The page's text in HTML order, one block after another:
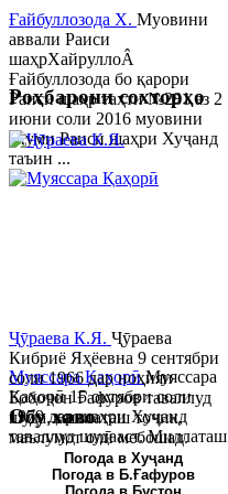
Ғайбуллозода Х. Муовини
аввали Раиси
шаҳрХайруллоÂ
Ғайбуллозода бо қарори
Раиси шаҳр таҳти №281 аз 2
июни соли 2016 муовини
якуми Раиси шаҳри Хуҷанд
таъин ...
Муяссара ҚаҳорӣМуяссара
Қаҳорӣ 15 октябри соли
1979 дар шаҳри Хуҷанд
таваллуд шудааст. Миллаташ
тоҷик. Маълумот олӣ. Соли
2002 Донишгоҳи давлатии
Роҳбарони сохторҳо
Ҷӯраева К.Я. Ҷӯраева
Кибриё Яҳёевна 9 сентябри
соли 1966 дар ноҳияи
Бобоҷон Ғафуров таваллуд
шуда, миллаташ тоҷик,
маълумот олӣ мебошад.
Соли 1997 Донишг...
Обу хаво
Погода в Хуҷанд
Погода в Б.Ғафуров